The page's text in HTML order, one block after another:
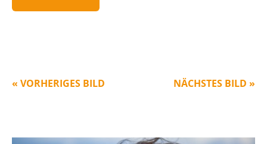
« VORHERIGES BILD NÄCHSTES BILD »